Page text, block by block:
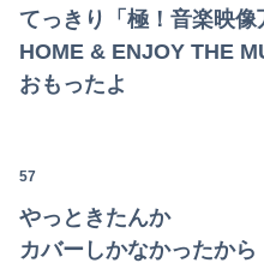
てっきり「極！音楽映像
HOME & ENJOY THE
おもったよ
57
やっときたんか
カバーしかなかったから